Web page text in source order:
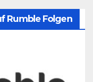
Rumble Folgen